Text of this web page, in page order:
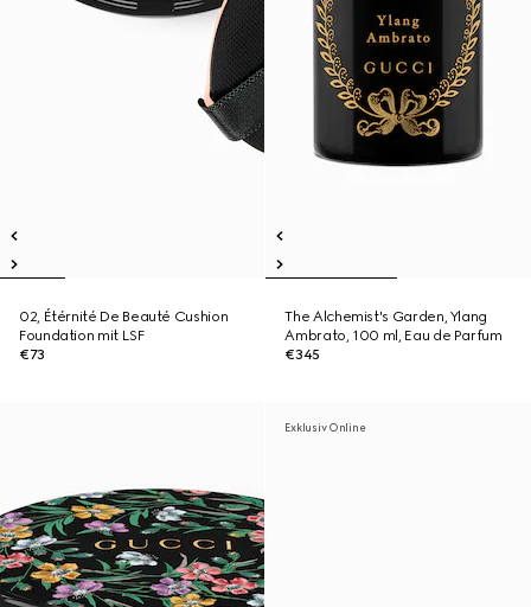
02, Étérnité De Beauté Cushion
Foundation mit LSF
€73
The Alchemist's Garden, Ylang
Ambrato, 100 ml, Eau de Parfum
€345
Exklusiv Online